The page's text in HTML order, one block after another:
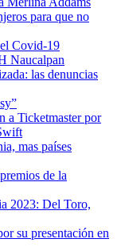
para que no
Covid-19
Naucalpan
las denuncias
a Ticketmaster por
mas países
de la
2023: Del Toro,
su presentación en